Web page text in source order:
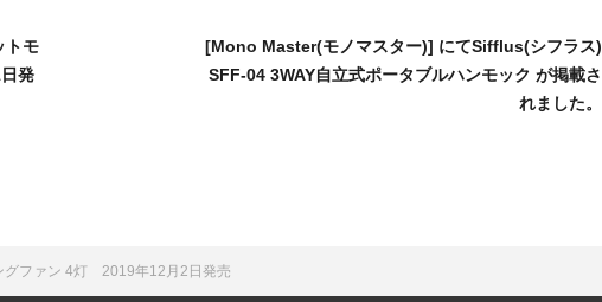
トモ
発
[Mono Master(モノマスター)] にてSifflus(シフラス)
SFF-04 3WAY自立式ポータブルハンモック が掲載さ
れました。
グファン 4灯 2019年12月2日発売